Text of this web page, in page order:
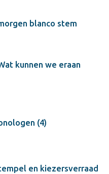
blanco stem
kunnen we eraan
(4)
en kiezersverraad